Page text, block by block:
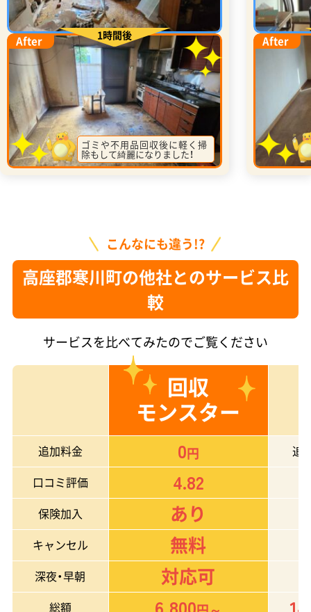
After
ゴミや不用品回収後に軽く掃
除もして綺麗になりました！
1時間後 After
こんなにも違う!?
高座郡寒川町の他社とのサービス比
較
サービスを比べてみたのでご覧ください
回収
モンスター
追加料金 0円
追
口コミ評価
4.82
保険加入 あり
キャンセル 無料
深夜・早朝 対応可
総額